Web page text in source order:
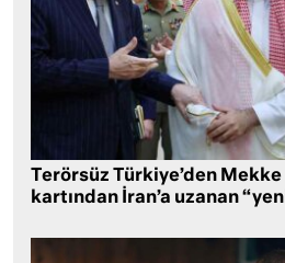
Terörsüz Türkiye’den Mekke
kartından İran’a uzanan